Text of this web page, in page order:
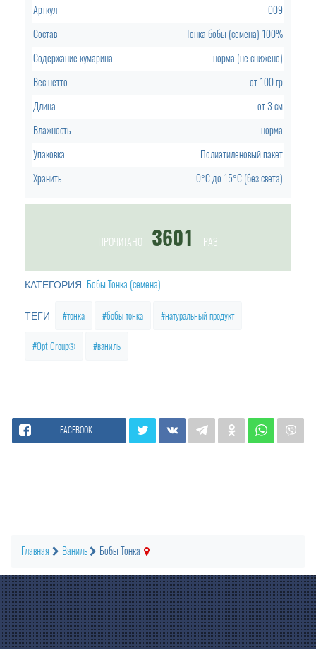
Арткул
009
Состав
Тонка бобы (семена) 100%
Содержание кумарина
норма (не снижено)
Вес нетто
от 100 гр
Длина
от 3 см
Влажность
норма
Упаковка
Полиэтиленовый пакет
Хранить
0°C до 15°C (без света)
ПРОЧИТАНО 3601 РАЗ
КАТЕГОРИЯ Бобы Тонка (семена)
ТЕГИ тонка бобы тонка натуральный продукт
Opt Group® ваниль
FACEBOOK
Главная Ваниль Бобы Тонка